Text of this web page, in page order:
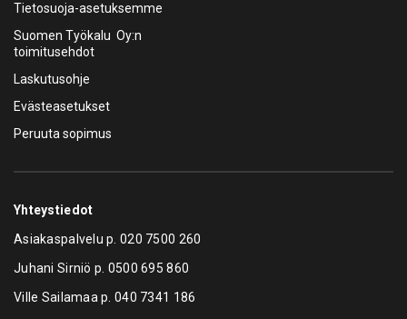
Tietosuoja-asetuksemme
Suomen Työkalu Oy:n
toimitusehdot
Laskutusohje
Evästeasetukset
Peruuta sopimus
Yhteystiedot
Asiakaspalvelu p.020 7500 260
Juhani Sirniö p. 0500 695 860
Ville Sailamaa p.040 7341 186